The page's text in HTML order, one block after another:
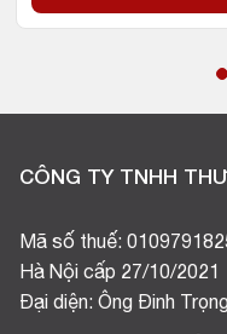
CÔNG TY TNHH
Mã số thuế:
Hà Nội cấp 27/10/2021
Đại diện: Ông Đinh